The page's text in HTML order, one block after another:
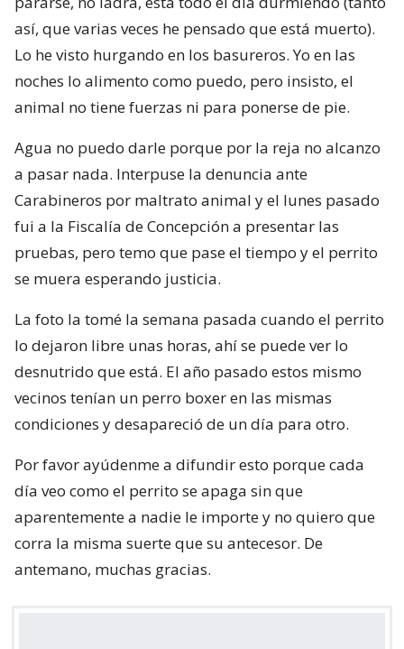
así, que varias veces he pensado que está muerto).
Lo he visto hurgando en los basureros. Yo en las
noches lo alimento como puedo, pero insisto, el
animal no tiene fuerzas ni para ponerse de pie.
Agua no puedo darle porque por la reja no alcanzo
a pasar nada. Interpuse la denuncia ante
Carabineros por maltrato animal y el lunes pasado
fui a la Fiscalía de Concepción a presentar las
pruebas, pero temo que pase el tiempo y el perrito
se muera esperando justicia.
La foto la tomé la semana pasada cuando el perrito
lo dejaron libre unas horas, ahí se puede ver lo
desnutrido que está. El año pasado estos mismo
vecinos tenían un perro boxer en las mismas
condiciones y desapareció de un día para otro.
Por favor ayúdenme a difundir esto porque cada
día veo como el perrito se apaga sin que
aparentemente a nadie le importe y no quiero que
corra la misma suerte que su antecesor. De
antemano, muchas gracias.